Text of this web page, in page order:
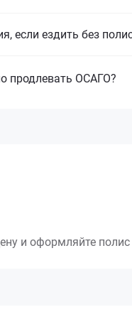
если ездить без
продлевать ОСАГО?
и оформляйте